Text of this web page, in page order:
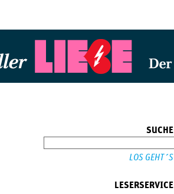
SUCHE
LESERSERVICE